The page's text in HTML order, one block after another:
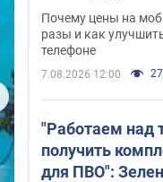
жаловаться на
Почему цены на
разы и как
телефоне
7.08.2026 12:00
"Работаем над
получить
для ПВО":